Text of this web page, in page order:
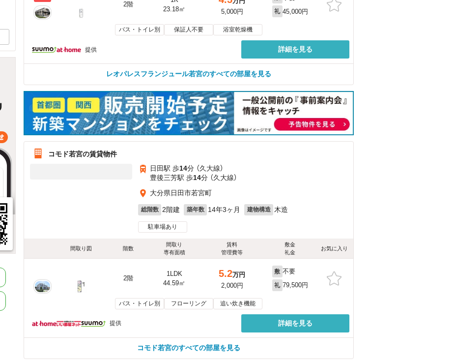
2階
23.18㎡
5,000円
礼 45,000円
バス・トイレ別 保証人不要 浴室乾燥機
提供 詳細を見る
レオパレスフランジュール若宮のすべての部屋を見る
コモド若宮の賃貸物件
日田駅 歩14分 （久大線）
豊後三芳駅 歩14分 （久大線）
大分県日田市若宮町
総階数 2階建 築年数 14年3ヶ月 建物構造 木造
駐車場あり
間取り図 階数
間取り
専有面積
賃料
管理費等
敷金
礼金
お気に入り
2階
1LDK
44.59㎡
5.2万円
2,000円
敷 不要
礼 79,500円
バス・トイレ別 フローリング 追い炊き機能
提供 詳細を見る
コモド若宮のすべての部屋を見る